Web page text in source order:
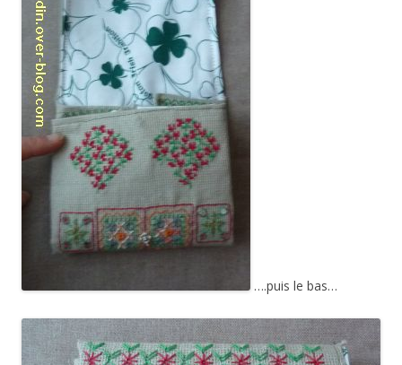
….puis le bas…